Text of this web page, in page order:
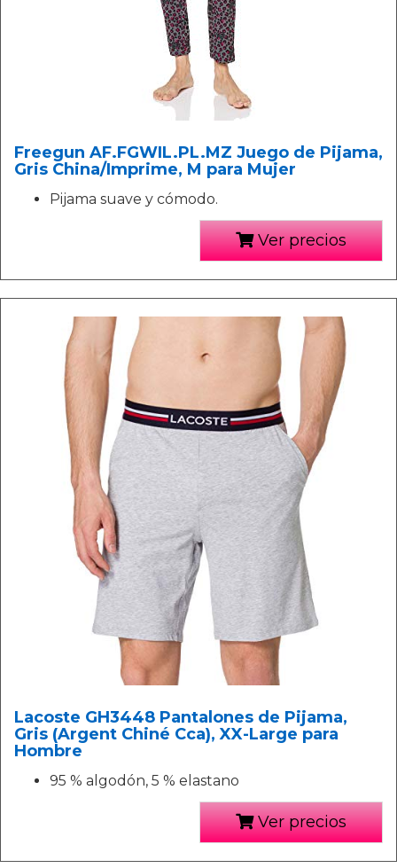
Freegun AF.FGWIL.PL.MZ Juego de Pijama,
Gris China/Imprime, M para Mujer
Pijama suave y cómodo.
Ver precios
Lacoste GH3448 Pantalones de Pijama,
Gris (Argent Chiné Cca), XX-Large para
Hombre
95 % algodón, 5 % elastano
Ver precios